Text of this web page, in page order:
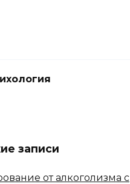
записи
от алкоголизма с